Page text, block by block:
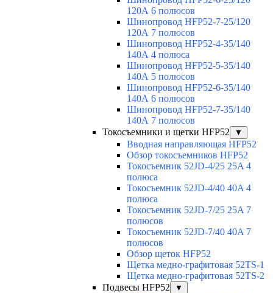
120А 6 полюсов
Шинопровод HFP52-7-25/120
120А 7 полюсов
Шинопровод HFP52-4-35/140
140А 4 полюса
Шинопровод HFP52-5-35/140
140А 5 полюсов
Шинопровод HFP52-6-35/140
140А 6 полюсов
Шинопровод HFP52-7-35/140
140А 7 полюсов
Токосъемники и щетки HFP52
▼
Вводная направляющая HFP52
Обзор токосъемников HFP52
Токосъемник 52JD-4/25 25A 4
полюса
Токосъемник 52JD-4/40 40A 4
полюса
Токосъемник 52JD-7/25 25A 7
полюсов
Токосъемник 52JD-7/40 40A 7
полюсов
Обзор щеток HFP52
Щетка медно-графитовая 52TS-1
Щетка медно-графитовая 52TS-2
Подвесы HFP52
▼